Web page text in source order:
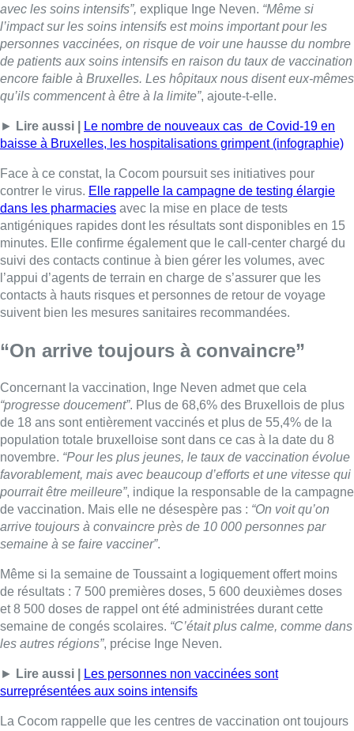
avec les soins intensifs”, explique Inge Neven. “Même si
l’impact sur les soins intensifs est moins important pour les
personnes vaccinées, on risque de voir une hausse du nombre
de patients aux soins intensifs en raison du taux de vaccination
encore faible à Bruxelles. Les hôpitaux nous disent eux-mêmes
qu’ils commencent à être à la limite”, ajoute-t-elle.
► Lire aussi |
Le nombre de nouveaux cas de Covid-19 en
baisse à Bruxelles, les hospitalisations grimpent (infographie)
Face à ce constat, la Cocom poursuit ses initiatives pour
contrer le virus. Elle rappelle la campagne de testing élargie
dans les pharmacies avec la mise en place de tests
antigéniques rapides dont les résultats sont disponibles en 15
minutes. Elle confirme également que le call-center chargé du
suivi des contacts continue à bien gérer les volumes, avec
l’appui d’agents de terrain en charge de s’assurer que les
contacts à hauts risques et personnes de retour de voyage
suivent bien les mesures sanitaires recommandées.
“On arrive toujours à convaincre”
Concernant la vaccination, Inge Neven admet que cela
“progresse doucement”. Plus de 68,6% des Bruxellois de plus
de 18 ans sont entièrement vaccinés et plus de 55,4% de la
population totale bruxelloise sont dans ce cas à la date du 8
novembre. “Pour les plus jeunes, le taux de vaccination évolue
favorablement, mais avec beaucoup d’efforts et une vitesse qui
pourrait être meilleure”, indique la responsable de la campagne
de vaccination. Mais elle ne désespère pas : “On voit qu’on
arrive toujours à convaincre près de 10 000 personnes par
semaine à se faire vacciner”.
Même si la semaine de Toussaint a logiquement offert moins
de résultats : 7 500 premières doses, 5 600 deuxièmes doses
et 8 500 doses de rappel ont été administrées durant cette
semaine de congés scolaires. “C’était plus calme, comme dans
les autres régions”, précise Inge Neven.
► Lire aussi |
Les personnes non vaccinées sont
surreprésentées aux soins intensifs
La Cocom rappelle que les centres de vaccination ont toujours